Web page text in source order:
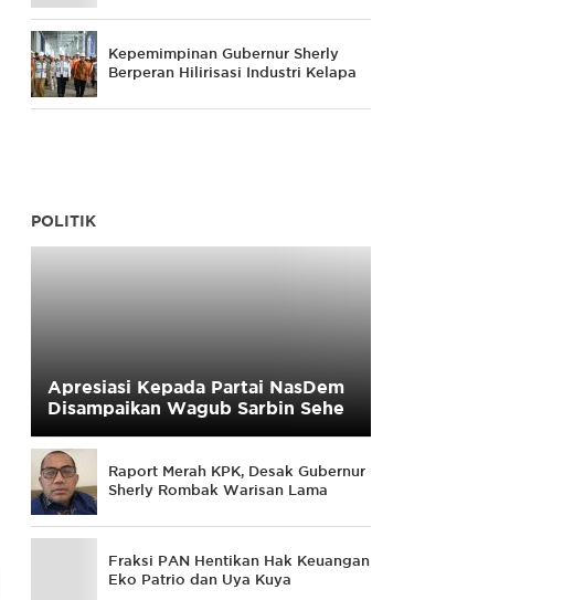
Kepemimpinan Gubernur Sherly
Berperan Hilirisasi Industri Kelapa
POLITIK
Apresiasi Kepada Partai NasDem
Disampaikan Wagub Sarbin Sehe
Raport Merah KPK, Desak Gubernur
Sherly Rombak Warisan Lama
Fraksi PAN Hentikan Hak Keuangan
Eko Patrio dan Uya Kuya